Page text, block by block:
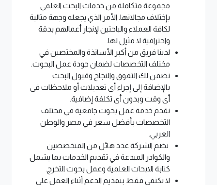
مجموعة متكاملة من خدمات البحث العلمي
بإختلاف مجالاتها. الأمر الذي يجعله وجهة مثالية
لكافة العملاء والباحثين لإنجاز أعمالهم بدقة
واحترافية لا مثيل لها.
لدينا فريق من أكبر الأساتذة والمختصين في
مختلف التخصصات لضمان جودة عمل البحوث.
نضمن لك التفوق والنجاح وقبول البحث
بالإضافة إلى إجراء أى تعديلات أو ملاحظات فى
أى وقت وبدون أى تكلفة إضافية.
نقدم خدمة عمل بحوث جامعية في مختلف
التخصصات بأفضل سعر في مصر والوطن
العربي.
تضم الشركة عدد هائل من المتخصصين
والكوادر المبدعة في تقديم الخدمات بما يشمل
كتابة الابحاث العلمية وعمل بحوث التخرج.
لا نكتفي فقط بتقديم الدعم أثناء العمل على